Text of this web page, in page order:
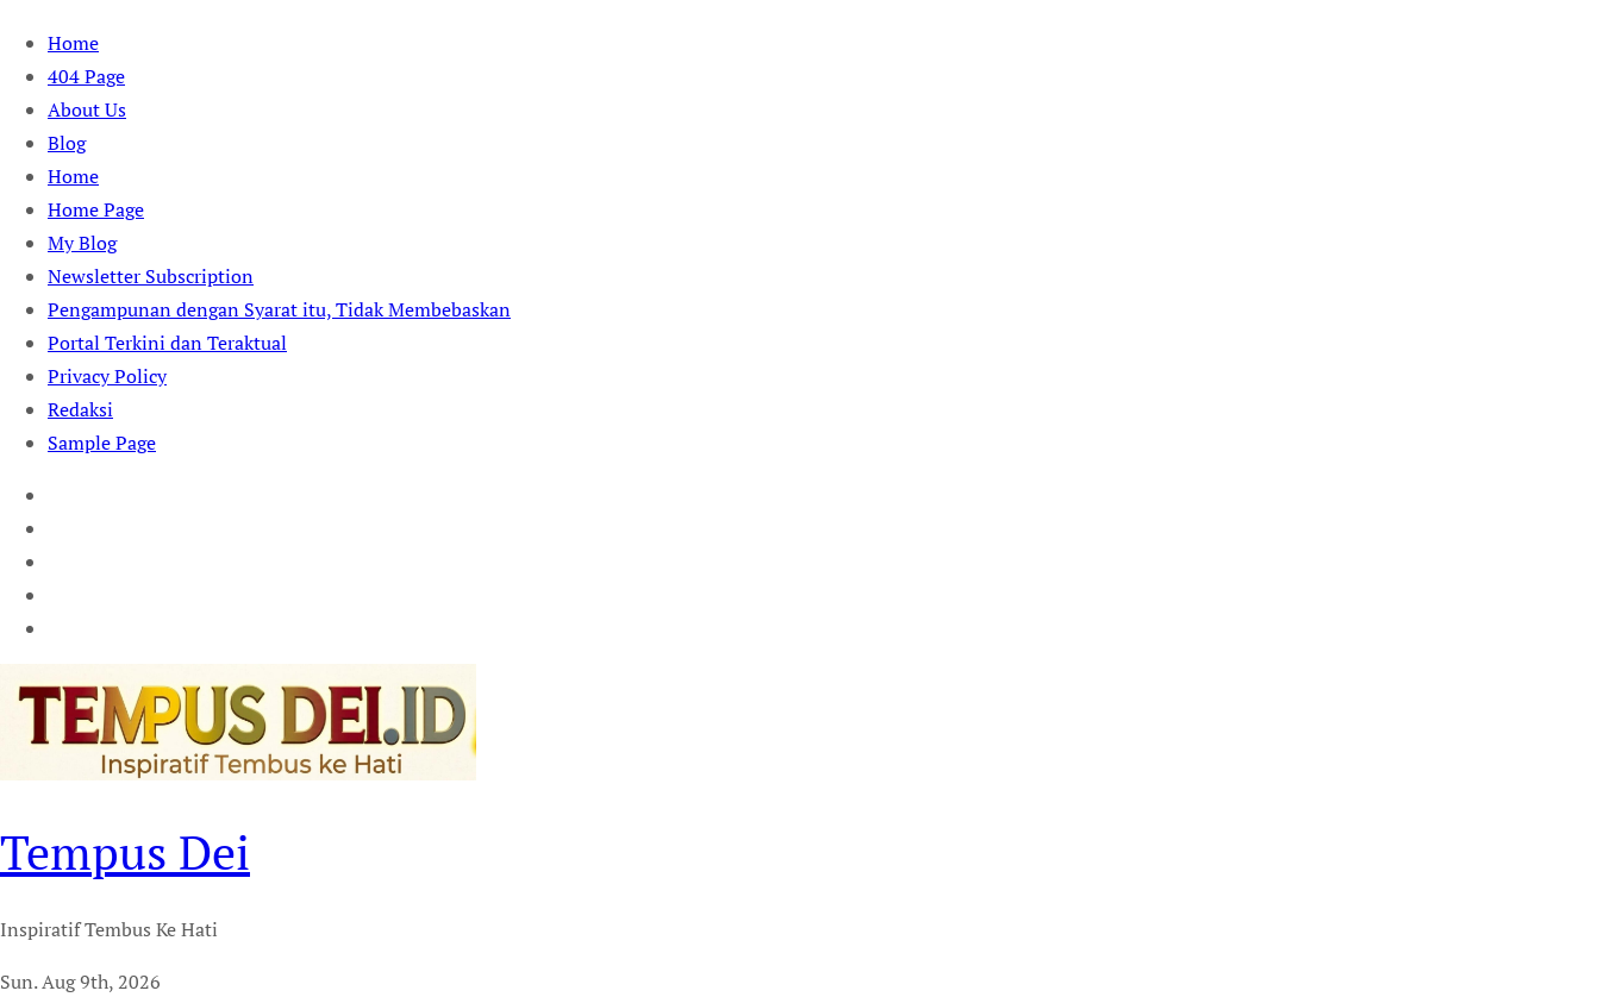
Skip
content
Home
404 Page
About Us
Blog
Home
Home Page
My Blog
Newsletter Subscription
Pengampunan dengan Syarat itu, Tidak Membebaskan
Portal Terkini dan Teraktual
Privacy Policy
Redaksi
Sample Page
Tempus Dei
Inspiratif Tembus Ke Hati
Sun. Aug 9th, 2026